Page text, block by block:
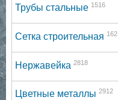
Трубы стальные 1516
Сетка строительная 162
Нержавейка 2818
Цветные металлы 2912